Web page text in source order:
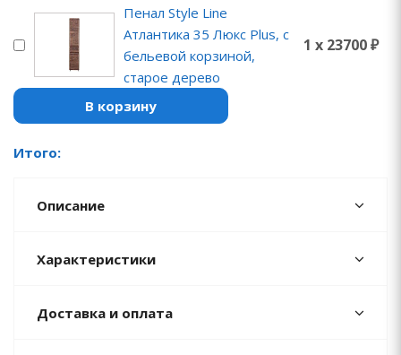
Пенал Style Line
Атлантика 35 Люкс Plus, с
бельевой корзиной,
старое дерево
1 x 23700 ₽
В корзину
Итого:
Описание
Характеристики
Доставка и оплата